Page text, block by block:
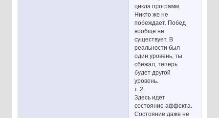
цикла программ.
Никто же не
побеждает. Побед
вообще не
существует. В
реальности был
один уровень, ты
сбежал, теперь
будет другой
уровень.
т. 2
Здесь идет
состояние аффекта.
Состояние даже не